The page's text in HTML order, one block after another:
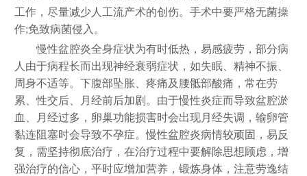
工作，尽量减少人工流产术的创伤。手术中要严格无菌操
作;免致病菌侵入。
慢性盆腔炎全身症状为有时低热，易感疲劳，部分病
人由于病程长而出现神经衰弱症状，如失眠、精神不振、
周身不适等。下腹部坠胀、疼痛及腰骶部酸痛，常在劳
累、性交后、月经前后加剧。由于慢性炎症而导致盆腔淤
血、月经过多，卵巢功能损害时会出现月经失调，输卵管
黏连阻塞时会导致不孕症。慢性盆腔炎病情较顽固，易反
复，需坚持彻底治疗，在治疗过程中要解除思想顾虑，增
强治疗的信心，平时应增加营养，锻炼身体，注意劳逸结